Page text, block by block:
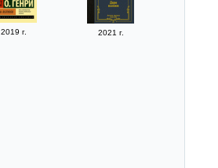
2019 г. 2021 г.